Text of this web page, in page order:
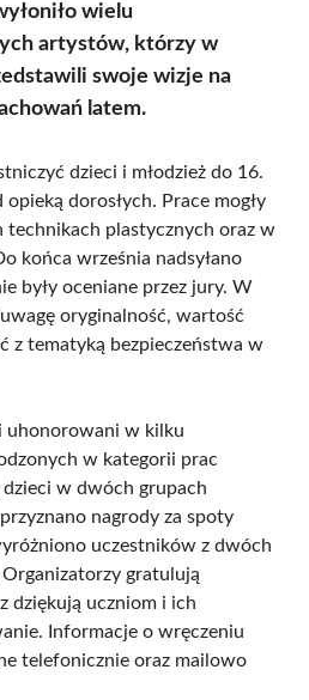
wielu
artystów, którzy w
swoje wizje na
latem.
dzieci i młodzież do 16.
dorosłych. Prace mogły
technikach plastycznych oraz w
końca września nadsyłano
były oceniane przez jury. W
oryginalność, wartość
z tematyką bezpieczeństwa w
uhonorowani w kilku
w kategorii prac
dzieci w dwóch grupach
nagrody za spoty
uczestników z dwóch
gratulują
dziękują uczniom i ich
Informacje o wręczeniu
telefonicznie oraz mailowo